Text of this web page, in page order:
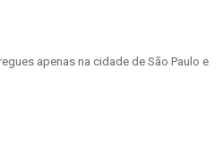
apenas na cidade de São Paulo e